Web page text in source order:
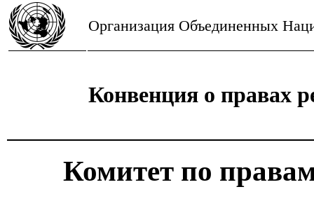
Организация Объединенных
Конвенция о правах
Комитет по